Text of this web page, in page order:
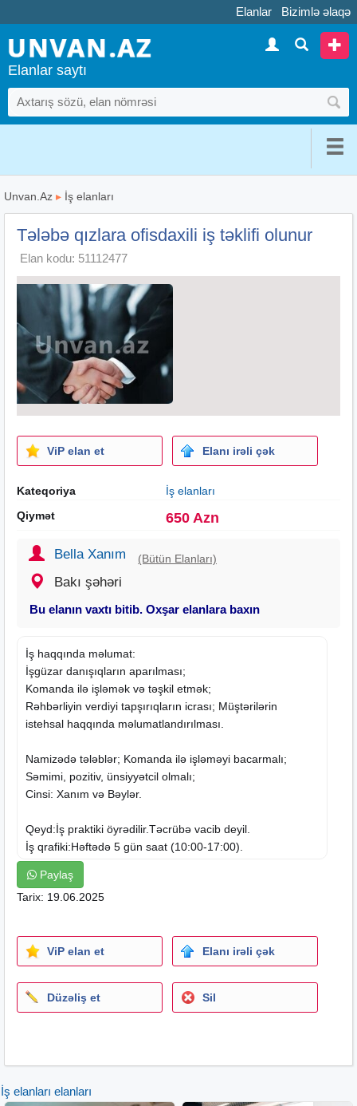
Elanlar Bizimlə əlaqə
Elanlar saytı
Unvan.Az ▸ İş elanları
Tələbə qızlara ofisdaxili iş təklifi olunur
Elan kodu: 51112477
ViP elan et Elanı irəli çək
Kateqoriya
İş elanları
Qiymət
650 Azn
Bella Xanım (Bütün Elanları)
Bakı şəhəri
Bu elanın vaxtı bitib. Oxşar elanlara baxın
İş haqqında məlumat:
İşgüzar danışıqların aparılması;
Komanda ilə işləmək və təşkil etmək;
Rəhbərliyin verdiyi tapşırıqların icrası; Müştərilərin
istehsal haqqında məlumatlandırılması.
Namizədə tələblər; Komanda ilə işləməyi bacarmalı;
Səmimi, pozitiv, ünsiyyətcil olmalı;
Cinsi: Xanım və Bəylər.
Qeyd:İş praktiki öyrədilir.Təcrübə vacib deyil.
İş qrafiki:Həftədə 5 gün saat (10:00-17:00).
Bakı şəh.Nəsimi ray.
Maraqlananlar qeyd olunan nömrə ilə əlaqə saxlaya və ya
Paylaş
Tarix: 19.06.2025
ViP elan et Elanı irəli çək
Düzəliş et Sil
İş elanları elanları